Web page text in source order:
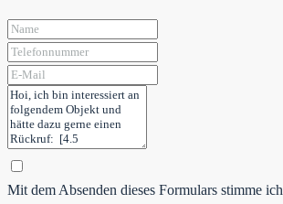
Mit dem Absenden dieses Formulars stimme ich